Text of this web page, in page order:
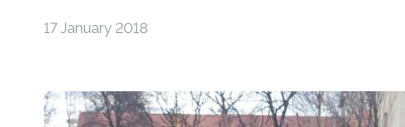
17 January 2018